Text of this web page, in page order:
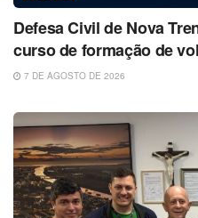
Defesa Civil de Nova
curso de formação de
7 DE AGOSTO DE 2026